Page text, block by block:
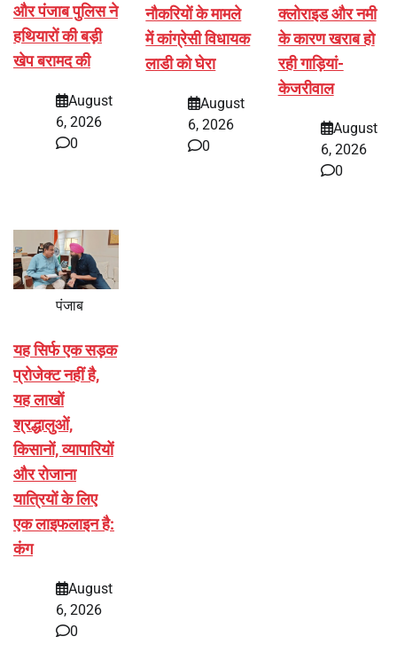
और पंजाब पुलिस ने
हथियारों की बड़ी
खेप बरामद की
August
6, 2026
0
नौकरियों के मामले
में कांग्रेसी विधायक
लाडी को घेरा
August
6, 2026
0
क्लोराइड और नमी
के कारण खराब हो
रही गाड़ियां-
केजरीवाल
August
6, 2026
0
पंजाब
यह सिर्फ एक सड़क
प्रोजेक्ट नहीं है,
यह लाखों
श्रद्धालुओं,
किसानों, व्यापारियों
और रोजाना
यात्रियों के लिए
एक लाइफलाइन है:
कंग
August
6, 2026
0